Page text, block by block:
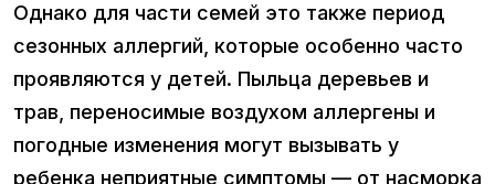
Однако для части семей это также период
сезонных аллергий, которые особенно часто
проявляются у детей. Пыльца деревьев и
трав, переносимые воздухом аллергены и
погодные изменения могут вызывать у
ребенка неприятные симптомы — от насморка